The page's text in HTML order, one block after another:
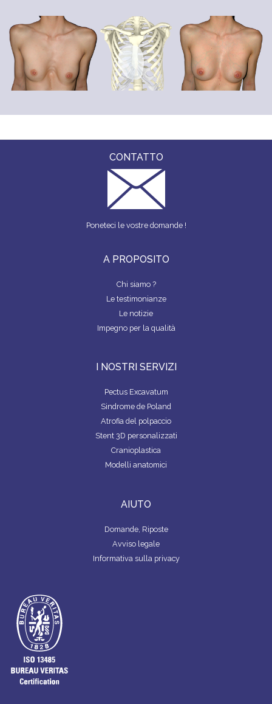
CONTATTO
Poneteci le vostre domande !
A PROPOSITO
Chi siamo ?
Le testimonianze
Le notizie
Impegno per la qualità
I NOSTRI SERVIZI
Pectus Excavatum
Sindrome de Poland
Atrofia del polpaccio
Stent 3D personalizzati
Cranioplastica
Modelli anatomici
AIUTO
Domande, Riposte
Avviso legale
Informativa sulla privacy